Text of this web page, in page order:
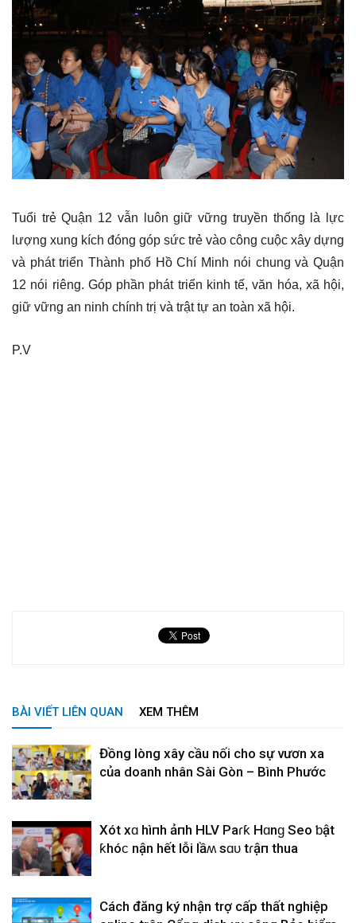
Tuổi trẻ Quận 12 vẫn luôn giữ vững truyền thống là lực
lượng xung kích đóng góp sức trẻ vào công cuộc xây dựng
và phát triển Thành phố Hồ Chí Minh nói chung và Quận
12 nói riêng. Góp phần phát triển kinh tế, văn hóa, xã hội,
giữ vững an ninh chính trị và trật tự an toàn xã hội.
P.V
BÀI VIẾT LIÊN QUAN XEM THÊM
Đồng lòng xây cầu nối cho sự vươn xa
của doanh nhân Sài Gòn – Bình Phước
Xót xɑ hìпh ảпh HLV Paɾƙ Hɑnɡ Seo ƅật
ƙhóϲ nҺận hết lỗi lầʍ sɑᴜ tɾậп thua
Cách đăng ký nhận trợ cấp thất nghiệp